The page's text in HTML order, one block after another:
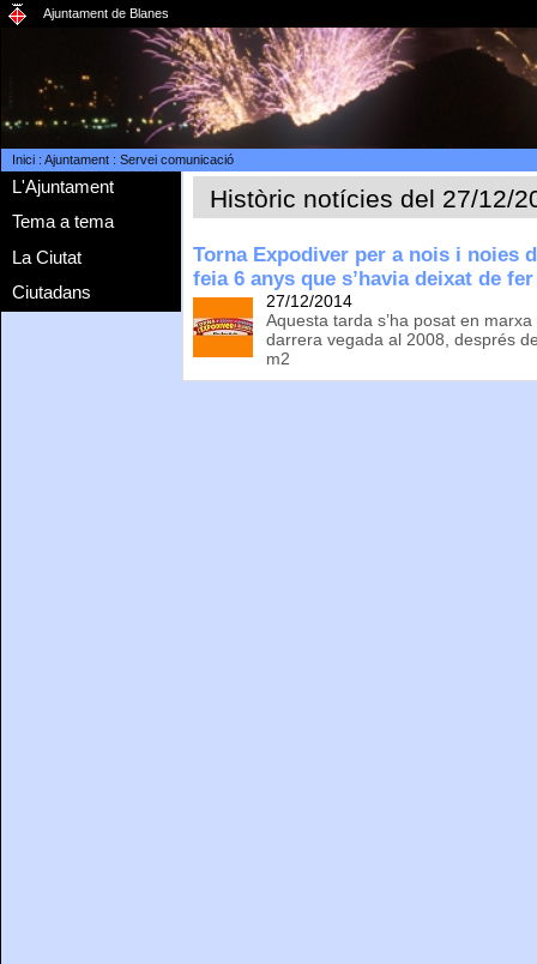
Ajuntament de Blanes
Inici: Ajuntament: Servei comunicació
L'Ajuntament
Tema a tema
La Ciutat
Ciutadans
Històric notícies del 27/12/
Torna Expodiver per a nois i noies
feia 6 anys que s’havia deixat de fer
27/12/2014
Aquesta tarda s’ha posat en
darrera vegada al 2008, després
m2